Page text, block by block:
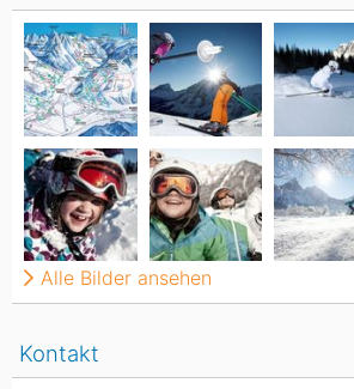
Kontakt
Alle Bilder ansehen